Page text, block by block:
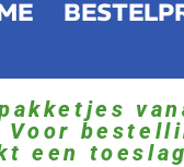
Voor
een